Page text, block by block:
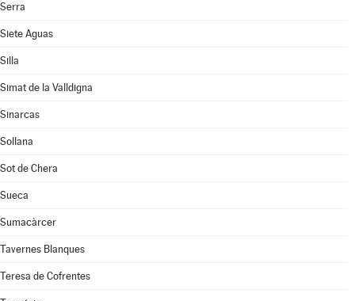
Serra
Siete Aguas
Silla
Simat de la Valldigna
Sinarcas
Sollana
Sot de Chera
Sueca
Sumacàrcer
Tavernes Blanques
Teresa de Cofrentes